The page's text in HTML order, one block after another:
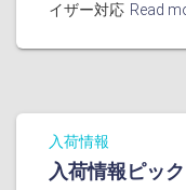
イザー対応 Read
入荷情報
入荷情報ピッ